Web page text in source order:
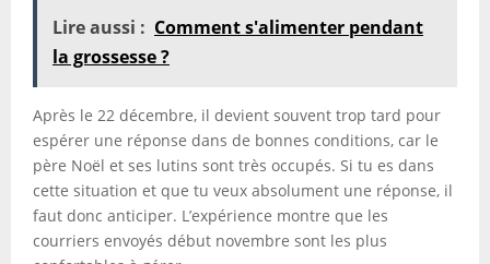
Lire aussi : Comment s'alimenter pendant
la grossesse ?
Après le 22 décembre, il devient souvent trop tard pour
espérer une réponse dans de bonnes conditions, car le
père Noël et ses lutins sont très occupés. Si tu es dans
cette situation et que tu veux absolument une réponse, il
faut donc anticiper. L’expérience montre que les
courriers envoyés début novembre sont les plus